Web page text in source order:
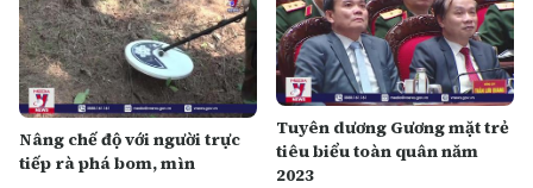
Nâng chế độ với người trực
tiếp rà phá bom, mìn
Tuyên dương Gương mặt trẻ
tiêu biểu toàn quân năm
2023